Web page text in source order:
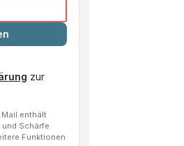
zur
enthält
Schärfe
Funktionen